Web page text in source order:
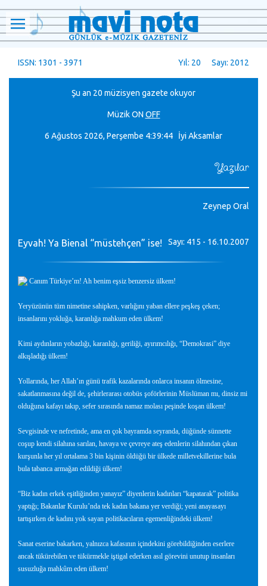
ISSN: 1301 - 3971 Yıl: 20 Sayı: 2012
Şu an 20 müzisyen gazete okuyor
MüzikON OFF
6 Ağustos 2026, Perşembe 4:39:44 İyi Aksamlar
Yazılar
Zeynep Oral
Eyvah! Ya Bienal “müstehçen” ise! Sayı: 415 - 16.10.2007
Canım Türkiye’m! Ah benim eşsiz benzersiz ülkem!
Yeryüzünün tüm nimetine sahipken, varlığını yaban ellere peşkeş çeken;
insanlarını yokluğa, karanlığa mahkum eden ülkem!
Kimi aydınların yobazlığı, karanlığı, geriliği, ayırımcılığı, “Demokrasi” diye
alkışladığı ülkem!
Yollarında, her Allah’ın günü trafik kazalarında onlarca insanın ölmesine,
sakatlanmasına değil de, şehirlerarası otobüs şoförlerinin Müslüman mı, dinsiz mi
olduğuna kafayı takıp, sefer sırasında namaz molası peşinde koşan ülkem!
Sevgisinde ve nefretinde, ama en çok bayramda seyranda, düğünde sünnette
coşup kendi silahına sarılan, havaya ve çevreye ateş edenlerin silahından çıkan
kurşunla her yıl ortalama 3 bin kişinin öldüğü bir ülkede milletvekillerine bula
bula tabanca armağan edildiği ülkem!
“Biz kadın erkek eşitliğinden yanayız” diyenlerin kadınları “kapatarak” politika
yaptığı; Bakanlar Kurulu’nda tek kadın bakana yer verdiği; yeni anayasayı
tartışırken de kadını yok sayan politikacıların egemenliğindeki ülkem!
Sanat eserine bakarken, yalnızca kafasının içindekini görebildiğinden eserlere
ancak tükürebilen ve tükürmekle iştigal ederken asıl görevini unutup insanları
susuzluğa mahkûm eden ülkem!